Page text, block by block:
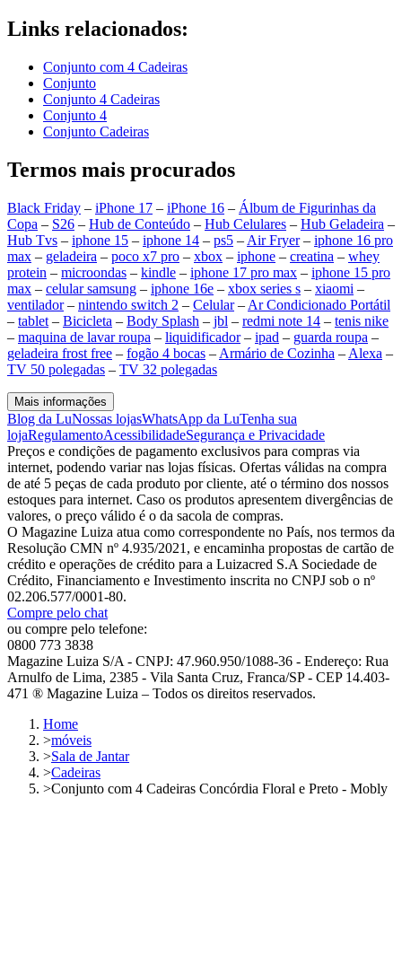
Links relacionados:
Conjunto com 4 Cadeiras
Conjunto
Conjunto 4 Cadeiras
Conjunto 4
Conjunto Cadeiras
Termos mais procurados
Black Friday – iPhone 17 – iPhone 16 – Álbum de Figurinhas da
Copa – S26 – Hub de Conteúdo – Hub Celulares – Hub Geladeira –
Hub Tvs – iphone 15 – iphone 14 – ps5 – Air Fryer– iphone 16 pro
max – geladeira – poco x7 pro – xbox – iphone – creatina – whey
protein – microondas – kindle – iphone 17 pro max – iphone 15 pro
max – celular samsung – iphone 16e – xbox series s – xiaomi –
ventilador– nintendo switch 2 – Celular– Ar Condicionado Portátil
– tablet – Bicicleta – Body Splash – jbl – redmi note 14 – tenis nike
– maquina de lavar roupa – liquidificador– ipad – guarda roupa –
geladeira frost free – fogão 4 bocas – Armário de Cozinha – Alexa –
TV 50 polegadas – TV 32 polegadas
Mais informações
Blog da LuNossas lojasWhatsApp da LuTenha sua
lojaRegulamentoAcessibilidadeSegurança e Privacidade
Preços e condições de pagamento exclusivos para compras via
internet, podendo variar nas lojas físicas. Ofertas válidas na compra
de até 5 peças de cada produto por cliente, até o término dos nossos
estoques para internet. Caso os produtos apresentem divergências de
valores, o preço válido é o da sacola de compras.
O Magazine Luiza atua como correspondente no País, nos termos da
Resolução CMN nº 4.935/2021, e encaminha propostas de cartão de
crédito e operações de crédito para a Luizacred S.A Sociedade de
Crédito, Financiamento e Investimento inscrita no CNPJ sob o nº
02.206.577/0001-80.
Compre pelo chat
ou compre pelo telefone:
0800 773 3838
Magazine Luiza S/A - CNPJ: 47.960.950/1088-36 - Endereço: Rua
Arnulfo de Lima, 2385 - Vila Santa Cruz, Franca/SP - CEP 14.403-
471 ® Magazine Luiza – Todos os direitos reservados.
Home
>móveis
>Sala de Jantar
>Cadeiras
>Conjunto com 4 Cadeiras Concórdia Floral e Preto - Mobly